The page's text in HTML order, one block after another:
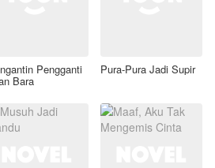
Pengganti
Bara
Pura-Pura Jadi Supir